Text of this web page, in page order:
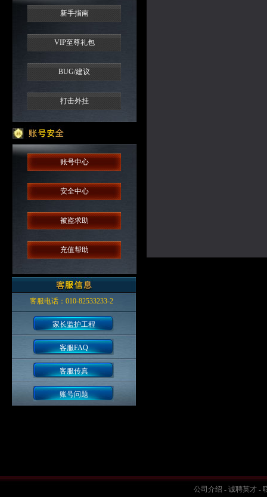
新手指南
VIP至尊礼包
BUG/建议
打击外挂
账号中心
安全中心
被盗求助
充值帮助
客服电话：010-82533233-2
家长监护工程
客服FAQ
客服传真
账号问题
公司介绍 - 诚聘英才 -